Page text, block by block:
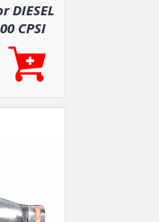
DIESEL
CPSI